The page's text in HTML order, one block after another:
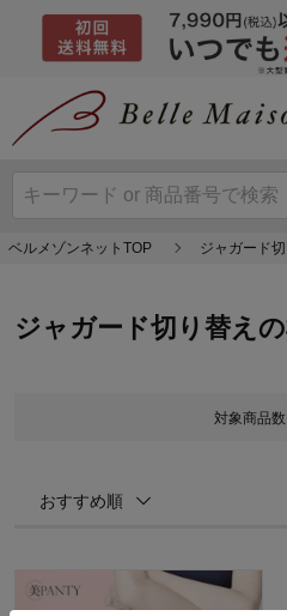
ベルメゾンネットTOP ジャガード
ジャガード切り替え
対象商品数
おすすめ順